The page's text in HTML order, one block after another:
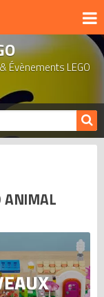
Évènements LEGO
ANIMAL